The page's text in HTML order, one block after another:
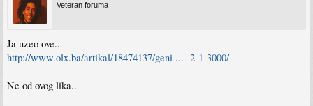
Veteran foruma
Ja uzeo ove..
http://www.olx.ba/artikal/18474137/geni ... -2-1-3000/
Ne od ovog lika..